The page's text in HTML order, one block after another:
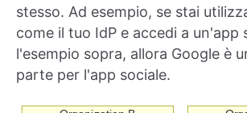
stesso. Ad esempio, se stai
come il tuo IdP e accedi a un'app
l'esempio sopra, allora Google è
parte per l'app sociale.